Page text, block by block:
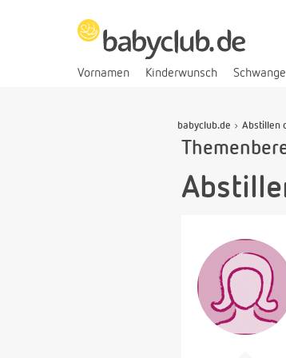
Vornamen Kinderwunsch
babyclub.de Abstillen